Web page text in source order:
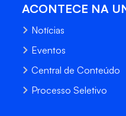
ACONTECE NA
Notícias
Eventos
Central de Conteúdo
Processo Seletivo